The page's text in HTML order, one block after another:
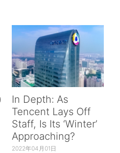
In Depth: As
Tencent Lays Off
Staff, Is Its ‘Winter’
Approaching?
2022年04月01日